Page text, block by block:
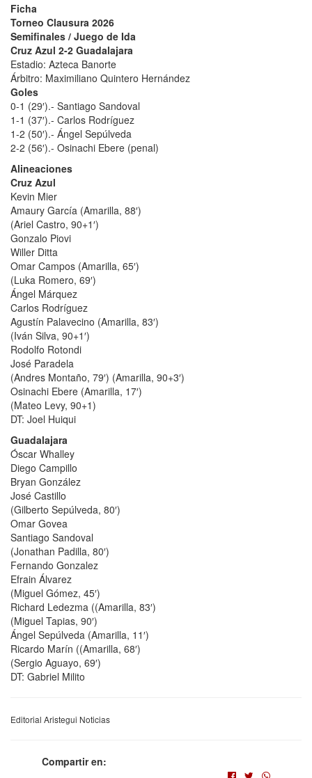
Ficha
Torneo Clausura 2026
Semifinales / Juego de Ida
Cruz Azul 2-2 Guadalajara
Estadio: Azteca Banorte
Árbitro: Maximiliano Quintero Hernández
Goles
0-1 (29′).- Santiago Sandoval
1-1 (37′).- Carlos Rodríguez
1-2 (50′).- Ángel Sepúlveda
2-2 (56′).- Osinachi Ebere (penal)
Alineaciones
Cruz Azul
Kevin Mier
Amaury García (Amarilla, 88′)
(Ariel Castro, 90+1′)
Gonzalo Piovi
Willer Ditta
Omar Campos (Amarilla, 65′)
(Luka Romero, 69′)
Ángel Márquez
Carlos Rodríguez
Agustín Palavecino (Amarilla, 83′)
(Iván Silva, 90+1′)
Rodolfo Rotondi
José Paradela
(Andres Montaño, 79′) (Amarilla, 90+3′)
Osinachi Ebere (Amarilla, 17′)
(Mateo Levy, 90+1)
DT: Joel Huiqui
Guadalajara
Óscar Whalley
Diego Campillo
Bryan González
José Castillo
(Gilberto Sepúlveda, 80′)
Omar Govea
Santiago Sandoval
(Jonathan Padilla, 80′)
Fernando Gonzalez
Efrain Álvarez
(Miguel Gómez, 45′)
Richard Ledezma ((Amarilla, 83′)
(Miguel Tapias, 90′)
Ángel Sepúlveda (Amarilla, 11′)
Ricardo Marín ((Amarilla, 68′)
(Sergio Aguayo, 69′)
DT: Gabriel Milito
Editorial Aristegui Noticias
Compartir en: